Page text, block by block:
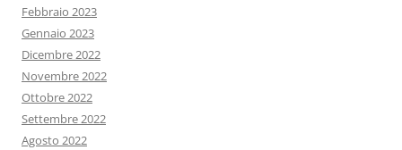
Febbraio 2023
Gennaio 2023
Dicembre 2022
Novembre 2022
Ottobre 2022
Settembre 2022
Agosto 2022